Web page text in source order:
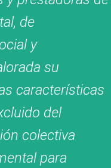
de
y
su
características
del
colectiva
para